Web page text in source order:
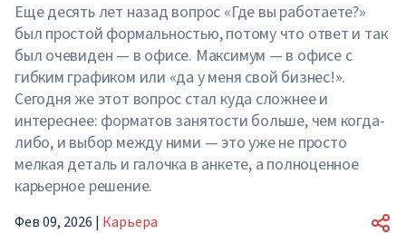
Еще десять лет назад вопрос «Где вы работаете?»
был простой формальностью, потому что ответ и так
был очевиден — в офисе. Максимум — в офисе с
гибким графиком или «да у меня свой бизнес!».
Сегодня же этот вопрос стал куда сложнее и
интереснее: форматов занятости больше, чем когда-
либо, и выбор между ними — это уже не просто
мелкая деталь и галочка в анкете, а полноценное
карьерное решение.
Фев 09, 2026 | Карьера